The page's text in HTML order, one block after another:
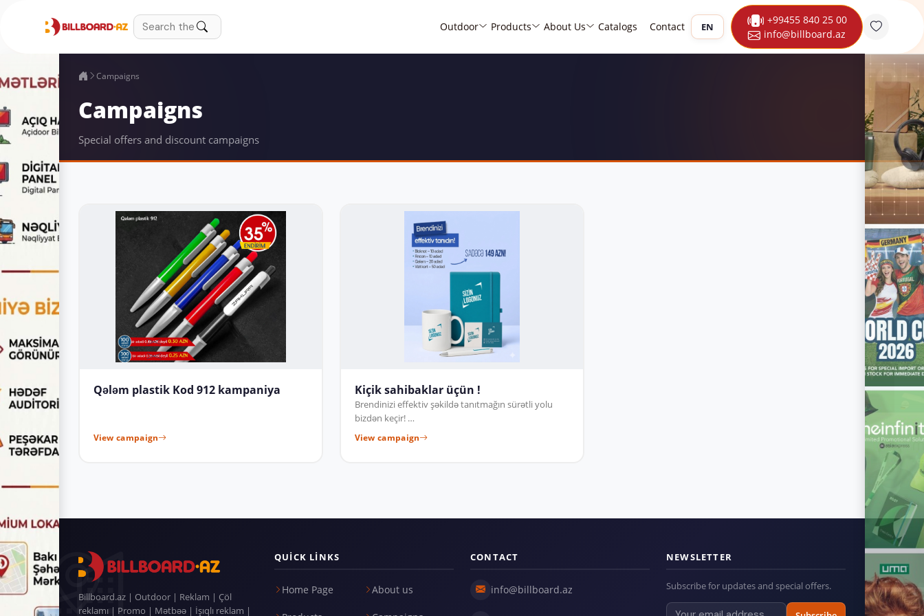
Outdoor Products About Us Catalogs Contact EN
+99455 840 25 00
info@billboard.az
Campaigns
Campaigns
Special offers and discount campaigns
Qələm plastik Kod 912 kampaniya
View campaign
Kiçik sahibaklar üçün !
Brendinizi effektiv şəkildə tanıtmağın sürətli yolu
bizdən keçir! …
View campaign
Billboard.az | Outdoor | Reklam | Çöl
reklamı | Promo | Mətbəə | İşıqlı reklam |
QUICK LINKS
Home Page About us
CONTACT
info@billboard.az
NEWSLETTER
Subscribe for updates and special offers.